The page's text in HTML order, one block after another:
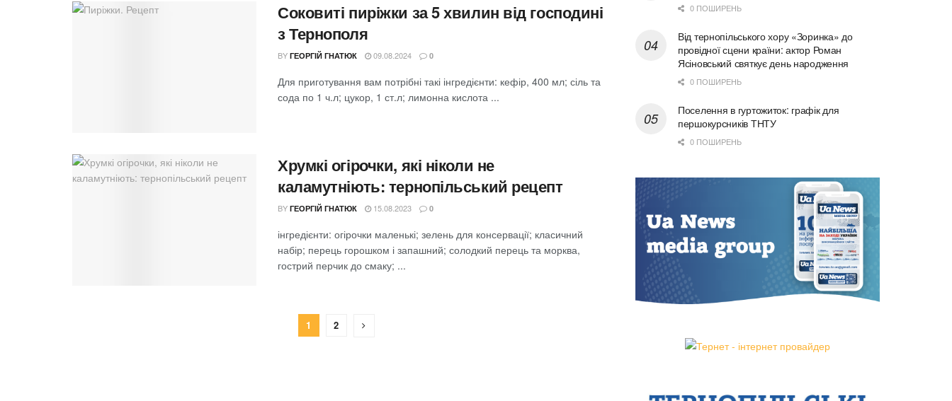
Соковиті пиріжки за 5 хвилин від господині
з Тернополя
BY ГЕОРГІЙ ГНАТЮК 09.08.2024 0
Для приготування вам потрібні такі інгредієнти: кефір, 400 мл; сіль та
сода по 1 ч.л; цукор, 1 ст.л; лимонна кислота ...
Хрумкі огірочки, які ніколи не
каламутніють: тернопільський рецепт
BY ГЕОРГІЙ ГНАТЮК 15.08.2023 0
інгредієнти: огірочки маленькі; зелень для консервації; класичний
набір; перець горошком і запашний; солодкий перець та морква,
гострий перчик до смаку; ...
1 2
0 ПОШИРЕНЬ
Від тернопільського хору «Зоринка» до
провідної сцени країни: актор Роман
Ясіновський святкує день народження
0 ПОШИРЕНЬ
Поселення в гуртожиток: графік для
першокурсників ТНТУ
0 ПОШИРЕНЬ